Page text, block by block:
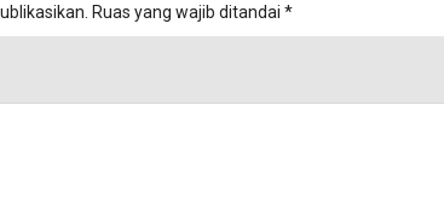
Ruas yang wajib ditandai *